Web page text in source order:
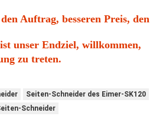
Auftrag, besseren Preis, den
unser Endziel, willkommen,
zu treten.
Seiten-Schneider des Eimer-SK120
Schneider